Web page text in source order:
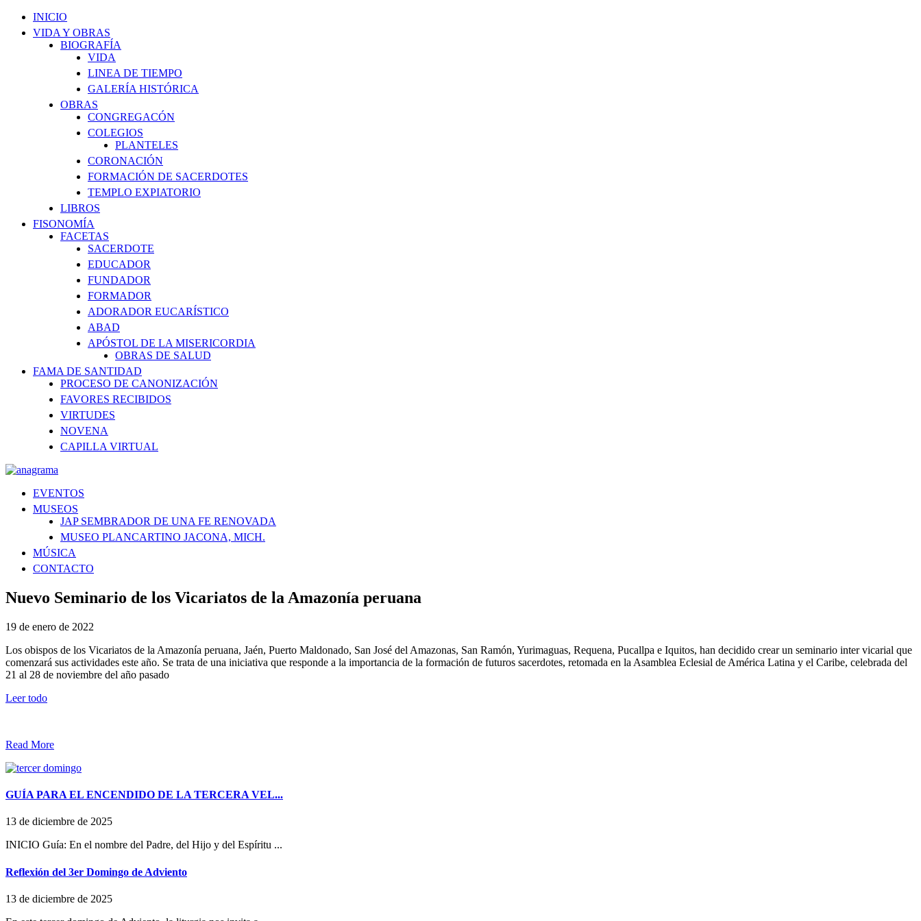
INICIO
VIDA Y OBRAS
BIOGRAFÍA
VIDA
LINEA DE TIEMPO
GALERÍA HISTÓRICA
OBRAS
CONGREGACÓN
COLEGIOS
PLANTELES
CORONACIÓN
FORMACIÓN DE SACERDOTES
TEMPLO EXPIATORIO
LIBROS
FISONOMÍA
FACETAS
SACERDOTE
EDUCADOR
FUNDADOR
FORMADOR
ADORADOR EUCARÍSTICO
ABAD
APÓSTOL DE LA MISERICORDIA
OBRAS DE SALUD
FAMA DE SANTIDAD
PROCESO DE CANONIZACIÓN
FAVORES RECIBIDOS
VIRTUDES
NOVENA
CAPILLA VIRTUAL
EVENTOS
MUSEOS
JAP SEMBRADOR DE UNA FE RENOVADA
MUSEO PLANCARTINO JACONA, MICH.
MÚSICA
CONTACTO
Nuevo Seminario de los Vicariatos de la Amazonía peruana
19 de enero de 2022
Los obispos de los Vicariatos de la Amazonía peruana, Jaén, Puerto Maldonado, San José del Amazonas, San Ramón, Yurimaguas, Requena, Pucallpa e Iquitos, han decidido crear un seminario inter vicarial que
comenzará sus actividades este año. Se trata de una iniciativa que responde a la importancia de la formación de futuros sacerdotes, retomada en la Asamblea Eclesial de América Latina y el Caribe, celebrada del
21 al 28 de noviembre del año pasado
Leer todo
Read More
GUÍA PARA EL ENCENDIDO DE LA TERCERA VEL...
13 de diciembre de 2025
INICIO Guía: En el nombre del Padre, del Hijo y del Espíritu ...
Reflexión del 3er Domingo de Adviento
13 de diciembre de 2025